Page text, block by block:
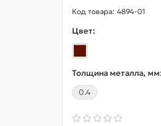
4894-01
Цвет:
Толщина металла, мм:
0.4